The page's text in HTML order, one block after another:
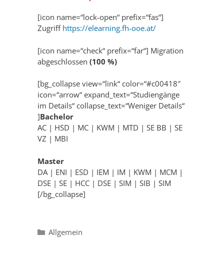
[icon name=“lock-open“ prefix=“fas“]
Zugriff https://elearning.fh-ooe.at/
[icon name=“check“ prefix=“far“] Migration
abgeschlossen (100 %)
[bg_collapse view=“link“ color=“#c00418″
icon=“arrow“ expand_text=“Studiengänge
im Details“ collapse_text=“Weniger Details“
]Bachelor
AC | HSD | MC | KWM | MTD | SE BB | SE
VZ | MBI
Master
DA | ENI | ESD | IEM | IM | KWM | MCM |
DSE | SE | HCC | DSE | SIM | SIB | SIM
[/bg_collapse]
Categories
Allgemein